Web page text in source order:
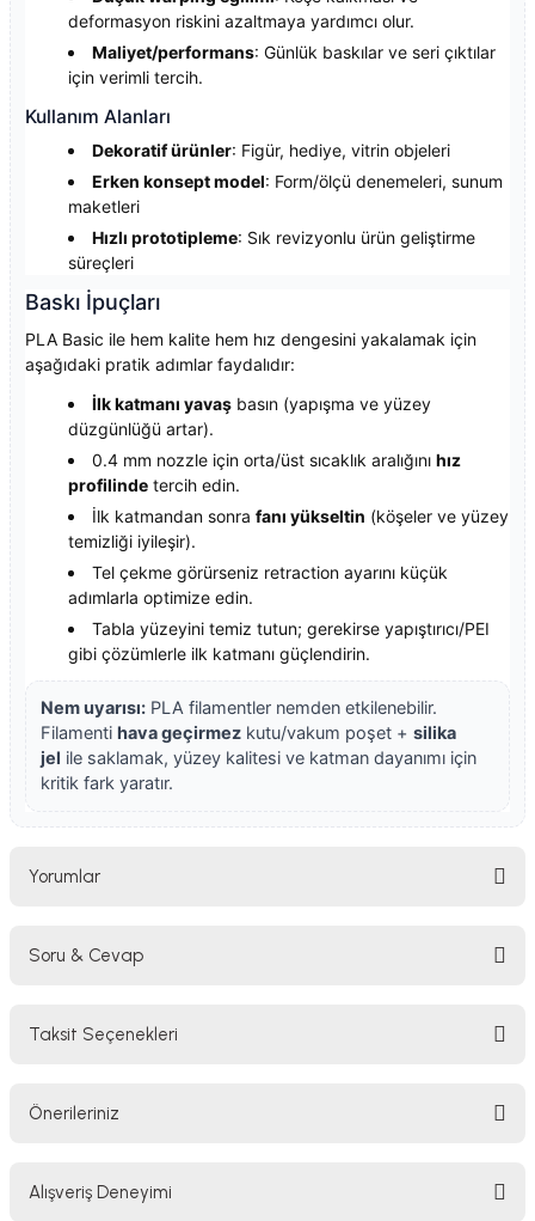
deformasyon riskini azaltmaya yardımcı olur.
Maliyet/performans: Günlük baskılar ve seri çıktılar
için verimli tercih.
Kullanım Alanları
Dekoratif ürünler: Figür, hediye, vitrin objeleri
Erken konsept model: Form/ölçü denemeleri, sunum
maketleri
Hızlı prototipleme: Sık revizyonlu ürün geliştirme
süreçleri
Baskı İpuçları
PLA Basic ile hem kalite hem hız dengesini yakalamak için
aşağıdaki pratik adımlar faydalıdır:
İlk katmanı yavaş basın (yapışma ve yüzey
düzgünlüğü artar).
0.4 mm nozzle için orta/üst sıcaklık aralığını hız
profilinde tercih edin.
İlk katmandan sonra fanı yükseltin (köşeler ve yüzey
temizliği iyileşir).
Tel çekme görürseniz retraction ayarını küçük
adımlarla optimize edin.
Tabla yüzeyini temiz tutun; gerekirse yapıştırıcı/PEI
gibi çözümlerle ilk katmanı güçlendirin.
Nem uyarısı: PLA filamentler nemden etkilenebilir.
Filamenti hava geçirmez kutu/vakum poşet + silika
jel ile saklamak, yüzey kalitesi ve katman dayanımı için
kritik fark yaratır.
Yorumlar
Soru & Cevap
Taksit Seçenekleri
Önerileriniz
yetersiz gördüğünüz noktaları öneri formunu kullanarak tarafımıza
Alışveriş Deneyimi